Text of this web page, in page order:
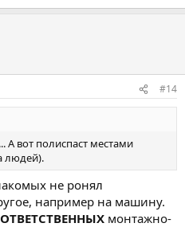
#14
вот полиспаст местами
людей).
не ронял
например на машину.
ОТВЕТСТВЕННЫХ монтажно-